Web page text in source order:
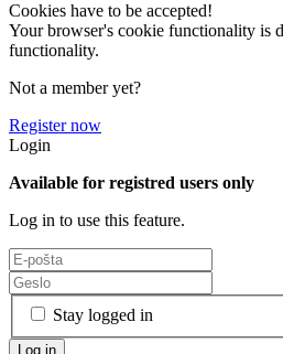
Cookies have to be accepted!
Your browser's cookie functionality is
functionality.
Not a member yet?
Register now
Login
Available for registred users only
Log in to use this feature.
Stay logged in